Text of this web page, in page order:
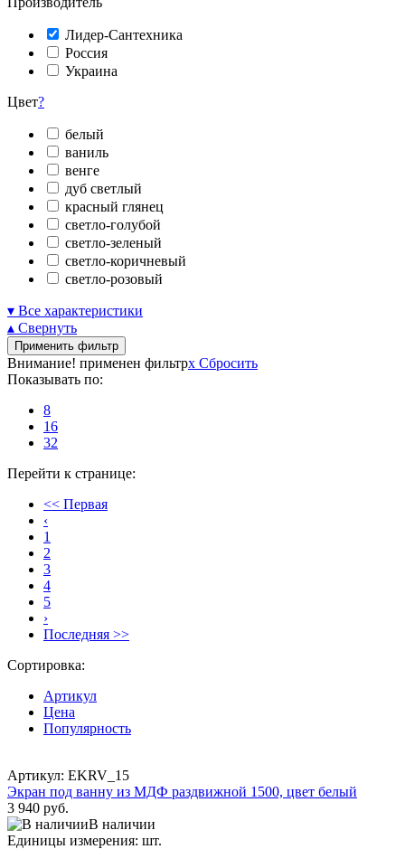
Лидер-Сантехника
Россия
Украина
Цвет?
белый
ваниль
венге
дуб светлый
красный глянец
светло-голубой
светло-зеленый
светло-коричневый
светло-розовый
▾ Все характеристики
▴ Свернуть
Применить фильтр
Внимание! применен фильтрx Сбросить
Показывать по:
8
16
32
Перейти к странице:
<< Первая
‹
1
2
3
4
5
›
Последняя >>
Сортировка:
Артикул
Цена
Популярность
Артикул: EKRV_15
Экран под ванну из МДФ раздвижной 1500, цвет белый
3 940 руб.
В наличии
Единицы измерения: шт.